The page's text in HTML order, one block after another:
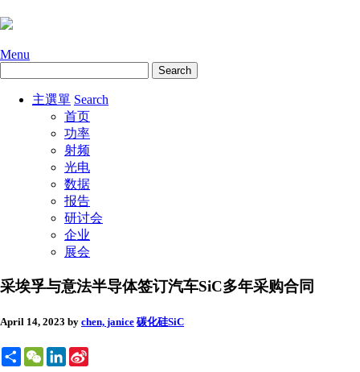
Menu
主選單 Search
首页
功率
射频
光电
数据
报告
研讨会
企业
展会
采埃孚与意法半导体签订汽车SiC多年采购合同
April 14, 2023 by chen, janice 碳化硅SiC
ShareWeChatLinkedIn